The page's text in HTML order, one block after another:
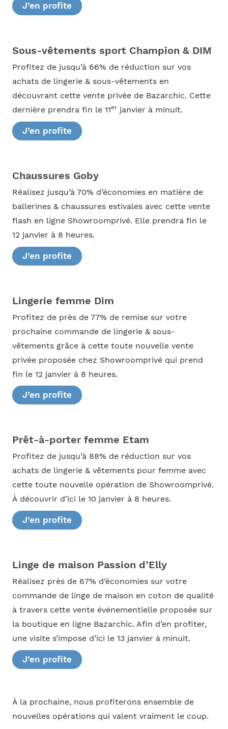
J’en profite
Sous-vêtements sport Champion & DIM
Profitez de jusqu’à 66% de réduction sur vos
achats de lingerie & sous-vêtements en
découvrant cette vente privée de Bazarchic. Cette
dernière prendra fin le 11erjanvier à minuit.
J’en profite
Chaussures Goby
Réalisez jusqu’à 70% d’économies en matière de
ballerines & chaussures estivales avec cette vente
flash en ligne Showroomprivé. Elle prendra fin le
12 janvier à 8 heures.
J’en profite
Lingerie femme Dim
Profitez de près de 77% de remise sur votre
prochaine commande de lingerie & sous-
vêtements grâce à cette toute nouvelle vente
privée proposée chez Showroomprivé qui prend
fin le 12 janvier à 8 heures.
J’en profite
Prêt-à-porter femme Etam
Profitez de jusqu’à 88% de réduction sur vos
achats de lingerie & vêtements pour femme avec
cette toute nouvelle opération de Showroomprivé.
À découvrir d’ici le 10 janvier à 8 heures.
J’en profite
Linge de maison Passion d’Elly
Réalisez près de 67% d’économies sur votre
commande de linge de maison en coton de qualité
à travers cette vente événementielle proposée sur
la boutique en ligne Bazarchic. Afin d’en profiter,
une visite s’impose d’ici le 13 janvier à minuit.
J’en profite
À la prochaine, nous profiterons ensemble de
nouvelles opérations qui valent vraiment le coup.